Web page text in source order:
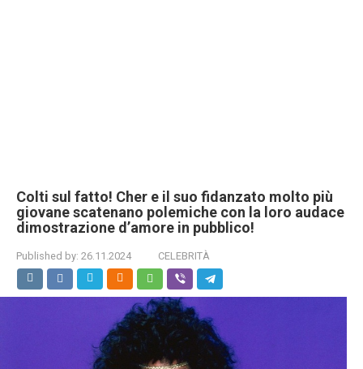
Colti sul fatto! Cher e il suo fidanzato molto più
giovane scatenano polemiche con la loro audace
dimostrazione d’amore in pubblico!
Published by: 26.11.2024 CELEBRITÀ